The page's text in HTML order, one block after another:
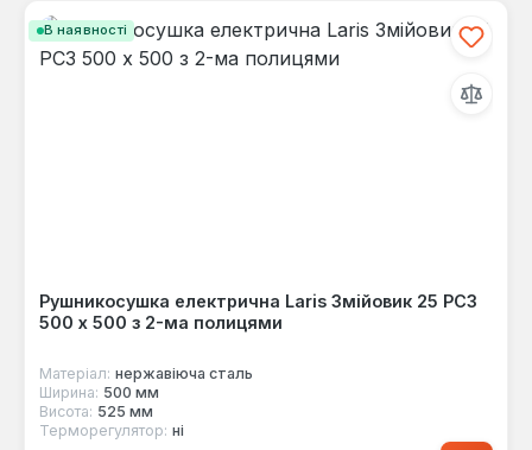
В наявності
Рушникосушка електрична Laris Змійовик 25 РС3
500 х 500 з 2-ма полицями
Матеріал: нержавіюча сталь
Ширина: 500 мм
Висота: 525 мм
Терморегулятор: ні